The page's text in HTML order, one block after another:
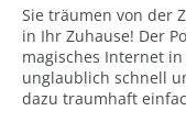
Sie träumen von der
in Ihr Zuhause! Der
magisches Internet
unglaublich schnell
dazu traumhaft